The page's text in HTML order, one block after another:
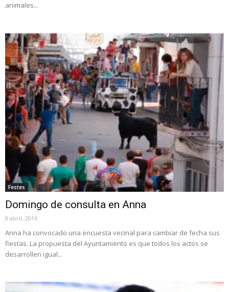
animales...
Festes
Domingo de consulta en Anna
8 abril, 2016
Anna ha convocado una encuesta vecinal para cambiar de fecha sus
fiestas. La propuesta del Ayuntamiento es que todos los actos se
desarrollen igual...